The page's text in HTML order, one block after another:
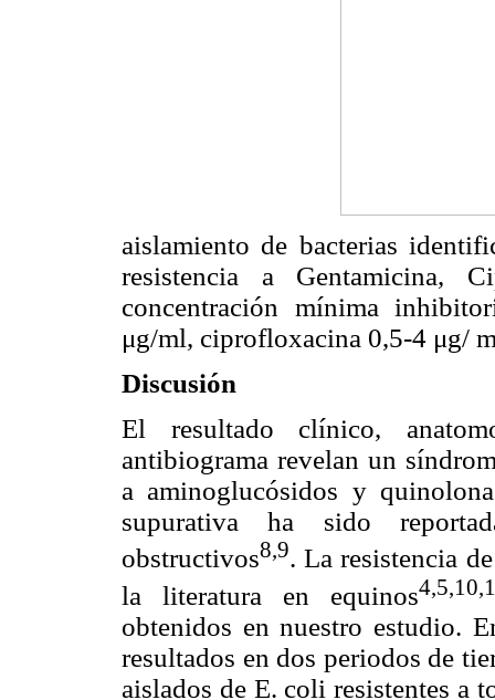
aislamiento de bacterias
resistencia a Gentamicina,
concentración mínima
μg/ml, ciprofloxacina 0,5-4 μg/
Discusión
El resultado clínico,
antibiograma revelan un
a aminoglucósidos y
supurativa ha sido
obstructivos8,9. La resistencia
la literatura en equinos
obtenidos en nuestro estudio.
resultados en dos periodos de
aislados de E. coli resistentes a